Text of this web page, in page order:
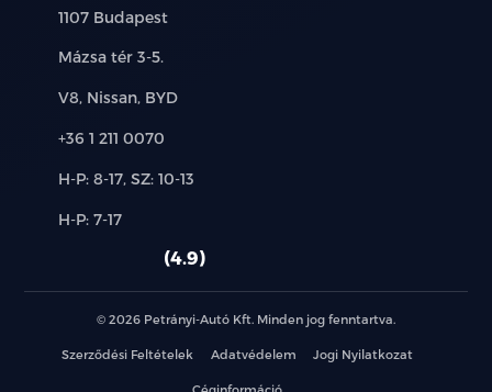
Település:
1107 Budapest
Cím:
Mázsa tér 3-5.
Márkák:
V8, Nissan, BYD
Telefon:
+36 1 211 0070
Új-
használt
H-P: 8-17, SZ: 10-13
Alkatrész,
H-P: 7-17
4.9
© 2026 Petrányi-Autó Kft. Minden jog fenntartva.
Szerződési Feltételek Adatvédelem Jogi Nyilatkozat
Céginformáció